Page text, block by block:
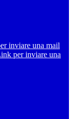
inviare una mail
per inviare una